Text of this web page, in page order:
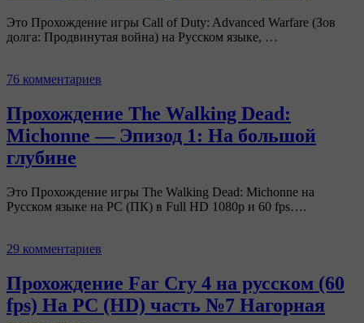
Это Прохождение игры Call of Duty: Advanced Warfare (Зов
долга: Продвинутая война) на Русском языке, …
76 комментариев
Прохождение The Walking Dead:
Michonne — Эпизод 1: На большой
глубине
Это Прохождение игры The Walking Dead: Michonne на
Русском языке на PC (ПК) в Full HD 1080p и 60 fps….
29 комментариев
Прохождение Far Cry 4 на русском (60
fps) На PC (HD) часть №7 Нагорная